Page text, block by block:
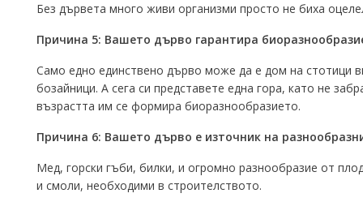
Без дървета много живи организми просто не биха
Причина 5: Вашето дърво гарантира
Само едно единствено дърво може да е дом на стотици
бозайници. А сега си представете една гора, като не
възрастта им се формира биоразнообразието.
Причина 6: Вашето дърво е източник на
Мед, горски гъби, билки, и огромно разнообразие от
и смоли, необходими в строителството.